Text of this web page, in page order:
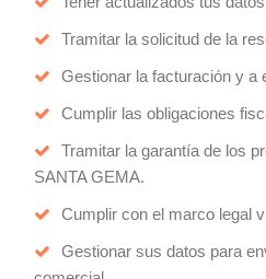
Tramitar la solicitud de la
Gestionar la facturación y a
Cumplir las obligaciones
Tramitar la garantía de los
SANTA GEMA.
Cumplir con el marco legal
Gestionar sus datos para